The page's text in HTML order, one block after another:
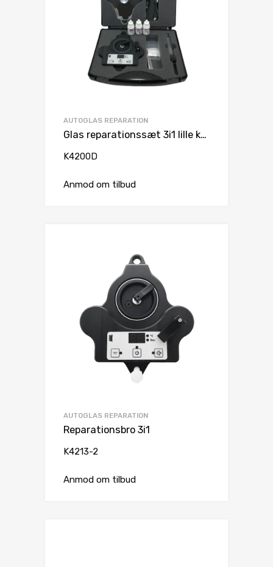
AUTOGLAS REPARATION
Glas reparationssæt 3i1 lille kuffert
K4200D
Anmod om tilbud
AUTOGLAS REPARATION
Reparationsbro 3i1
K4213-2
Anmod om tilbud